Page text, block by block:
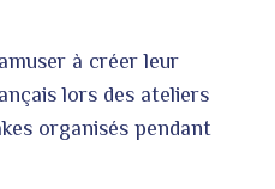
à créer leur
lors des ateliers
organisés pendant